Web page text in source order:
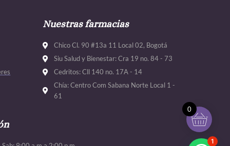
Nuestras farmacias
Chico Cl. 90 #13a 11 Local 02, Bogotá
Siu Salud y Bienestar: Cra 19 no. 84 - 73
Cedritos: Cll 140 no. 17A - 14
Chía: Centro Com Sabana Norte Local 1 -
61
0
1